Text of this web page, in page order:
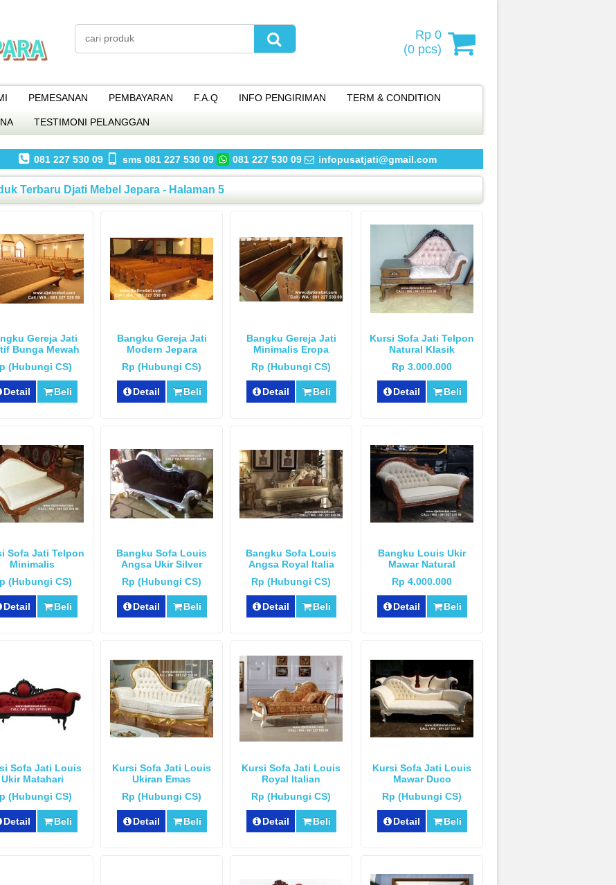
Rp 0
(0 pcs)
PEMESANAN PEMBAYARAN F.A.Q INFO PENGIRIMAN TERM & CONDITION
TESTIMONI PELANGGAN
081 227 530 09 sms 081 227 530 09 081 227 530 09 infopusatjati@gmail.com
Terbaru Djati Mebel Jepara - Halaman 5
Gereja Jati
Bunga Mewah
(Hubungi CS)
Detail Beli
Bangku Gereja Jati
Modern Jepara
Rp (Hubungi CS)
Detail Beli
Bangku Gereja Jati
Minimalis Eropa
Rp (Hubungi CS)
Detail Beli
Kursi Sofa Jati Telpon
Natural Klasik
Rp 3.000.000
Detail Beli
Sofa Jati Telpon
Minimalis
(Hubungi CS)
Detail Beli
Bangku Sofa Louis
Angsa Ukir Silver
Rp (Hubungi CS)
Detail Beli
Bangku Sofa Louis
Angsa Royal Italia
Rp (Hubungi CS)
Detail Beli
Bangku Louis Ukir
Mawar Natural
Rp 4.000.000
Detail Beli
Sofa Jati Louis
Ukir Matahari
(Hubungi CS)
Detail Beli
Kursi Sofa Jati Louis
Ukiran Emas
Rp (Hubungi CS)
Detail Beli
Kursi Sofa Jati Louis
Royal Italian
Rp (Hubungi CS)
Detail Beli
Kursi Sofa Jati Louis
Mawar Duco
Rp (Hubungi CS)
Detail Beli